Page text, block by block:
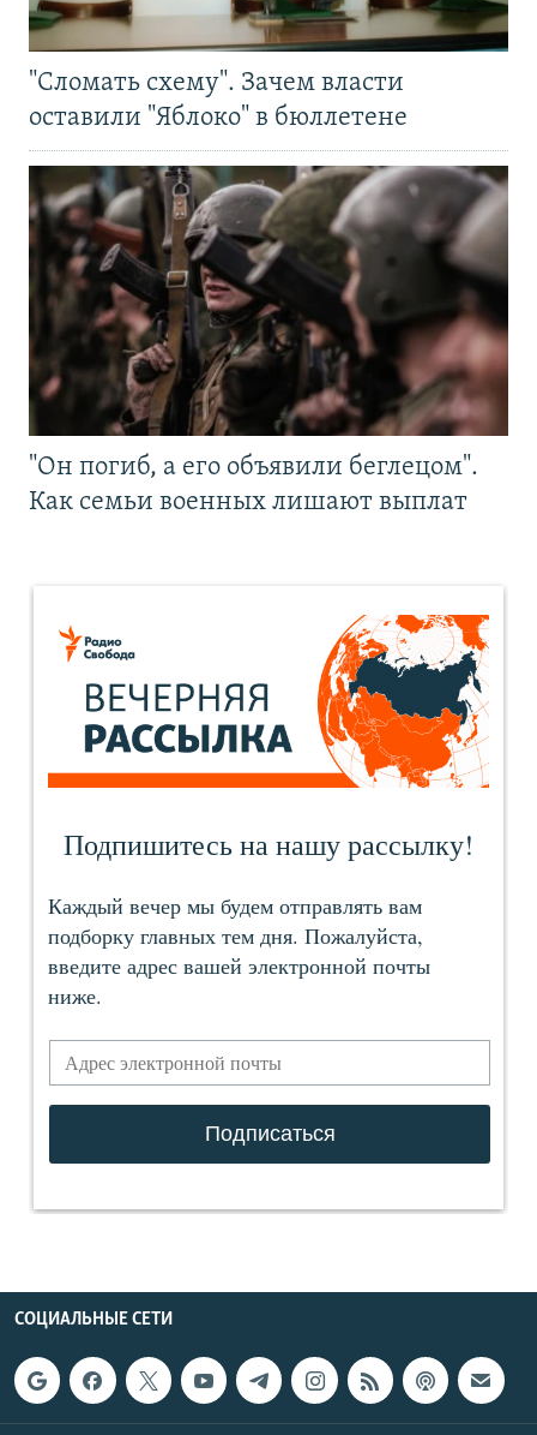
"Сломать схему". Зачем власти
оставили "Яблоко" в бюллетене
"Он погиб, а его объявили беглецом".
Как семьи военных лишают выплат
СОЦИАЛЬНЫЕ СЕТИ